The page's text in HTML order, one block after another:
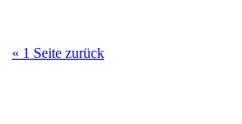
« 1 Seite zurück